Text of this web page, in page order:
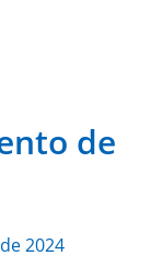
de
2024